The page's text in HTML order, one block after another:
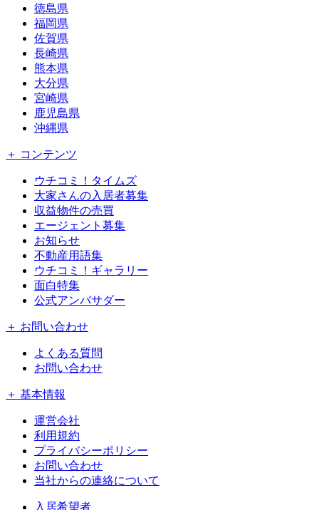
徳島県
福岡県
佐賀県
長崎県
熊本県
大分県
宮崎県
鹿児島県
沖縄県
＋ コンテンツ
ウチコミ！タイムズ
大家さんの入居者募集
収益物件の売買
エージェント募集
お知らせ
不動産用語集
ウチコミ！ギャラリー
面白特集
公式アンバサダー
＋ お問い合わせ
よくある質問
お問い合わせ
＋ 基本情報
運営会社
利用規約
プライバシーポリシー
お問い合わせ
当社からの連絡について
入居希望者